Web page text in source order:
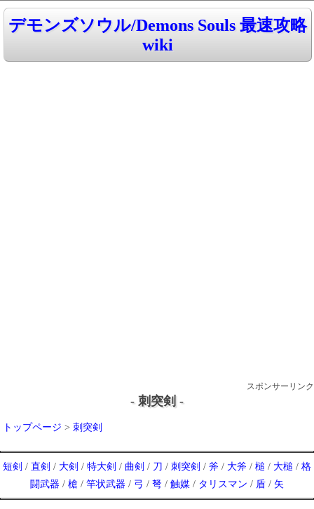
デモンズソウル/Demons Souls 最速攻略
wiki
スポンサーリンク
- 刺突剣 -
トップページ > 刺突剣
短剣 / 直剣 / 大剣 / 特大剣 / 曲剣 / 刀 / 刺突剣 / 斧 / 大斧 / 槌 / 大槌 / 格
闘武器 / 槍 / 竿状武器 / 弓 / 弩 / 触媒 / タリスマン / 盾 / 矢